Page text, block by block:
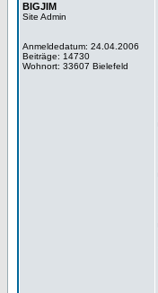
BIGJIM
Site Admin
Anmeldedatum: 24.04.2006
Beiträge: 14730
Wohnort: 33607 Bielefeld